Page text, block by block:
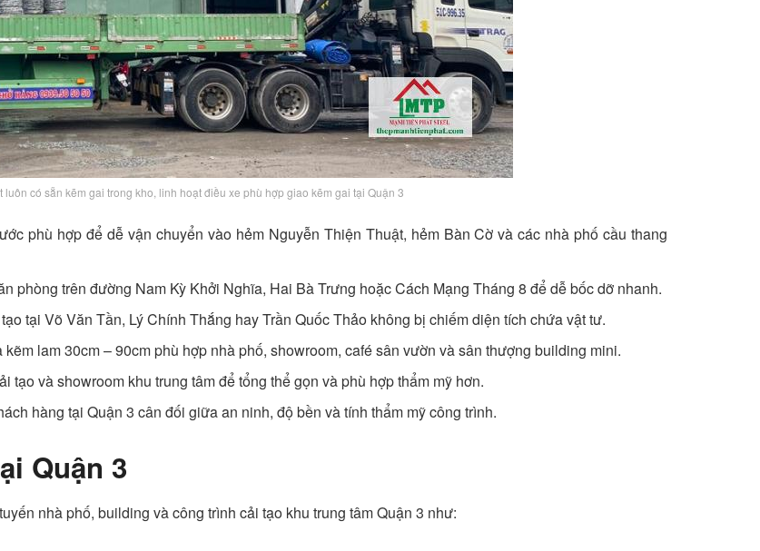
luôn có sẵn kẽm gai trong kho, linh hoạt điều xe phù hợp giao kẽm gai tại Quận 3
phù hợp để dễ vận chuyển vào hẻm Nguyễn Thiện Thuật, hẻm Bàn Cờ và các nhà phố cầu thang
phòng trên đường Nam Kỳ Khởi Nghĩa, Hai Bà Trưng hoặc Cách Mạng Tháng 8 để dễ bốc dỡ nhanh.
tại Võ Văn Tần, Lý Chính Thắng hay Trần Quốc Thảo không bị chiếm diện tích chứa vật tư.
lam 30cm – 90cm phù hợp nhà phố, showroom, café sân vườn và sân thượng building mini.
tạo và showroom khu trung tâm để tổng thể gọn và phù hợp thẩm mỹ hơn.
hàng tại Quận 3 cân đối giữa an ninh, độ bền và tính thẩm mỹ công trình.
Quận 3
nhà phố, building và công trình cải tạo khu trung tâm Quận 3 như: